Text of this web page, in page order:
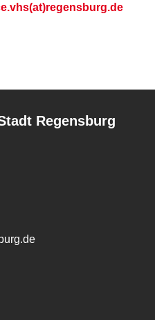
Regensburg